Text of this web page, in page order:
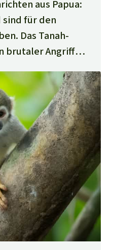
aus Papua:
sind für den
Das Tanah-
brutaler Angriff
Südostasiens.